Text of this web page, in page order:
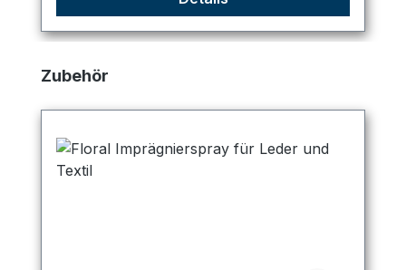
Produktgalerie überspringen
Zubehör